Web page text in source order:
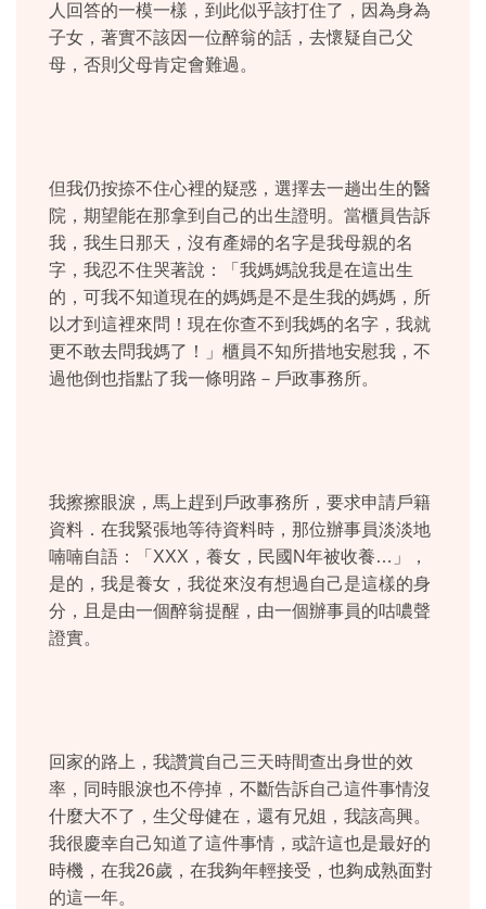
人回答的一模一樣，到此似乎該打住了，因為身為
子女，著實不該因一位醉翁的話，去懷疑自己父
母，否則父母肯定會難過。
但我仍按捺不住心裡的疑惑，選擇去一趟出生的醫
院，期望能在那拿到自己的出生證明。當櫃員告訴
我，我生日那天，沒有產婦的名字是我母親的名
字，我忍不住哭著說：「我媽媽說我是在這出生
的，可我不知道現在的媽媽是不是生我的媽媽，所
以才到這裡來問！現在你查不到我媽的名字，我就
更不敢去問我媽了！」櫃員不知所措地安慰我，不
過他倒也指點了我一條明路－戶政事務所。
我擦擦眼淚，馬上趕到戶政事務所，要求申請戶籍
資料．在我緊張地等待資料時，那位辦事員淡淡地
喃喃自語：「XXX，養女，民國N年被收養…」，
是的，我是養女，我從來沒有想過自己是這樣的身
分，且是由一個醉翁提醒，由一個辦事員的咕噥聲
證實。
回家的路上，我讚賞自己三天時間查出身世的效
率，同時眼淚也不停掉，不斷告訴自己這件事情沒
什麼大不了，生父母健在，還有兄姐，我該高興。
我很慶幸自己知道了這件事情，或許這也是最好的
時機，在我26歲，在我夠年輕接受，也夠成熟面對
的這一年。